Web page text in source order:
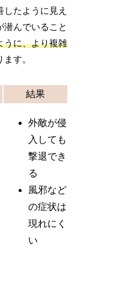
たように見え
潜んでいること
うに、より複雑
す。
結果
外敵が侵
入しても
撃退でき
る
風邪など
の症状は
現れにく
い